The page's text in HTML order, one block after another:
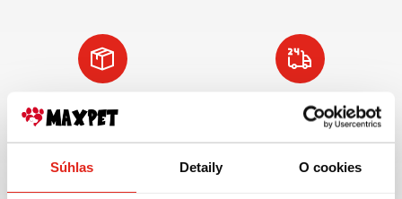
Súhlas Detaily O cookies
pre objednávky
nad 59€ v rámci SR
VIAC INFO
Tovar NA SKLADE
expedujeme do 24
hod.
VIAC INFO